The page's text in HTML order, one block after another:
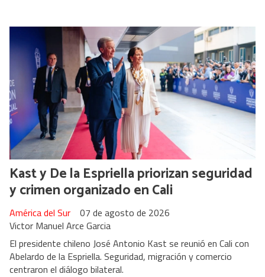
Kast y De la Espriella priorizan seguridad
y crimen organizado en Cali
Victor Manuel Arce Garcia
América del Sur 07 de agosto de 2026
El presidente chileno José Antonio Kast se reunió en Cali con
Abelardo de la Espriella. Seguridad, migración y comercio
centraron el diálogo bilateral.